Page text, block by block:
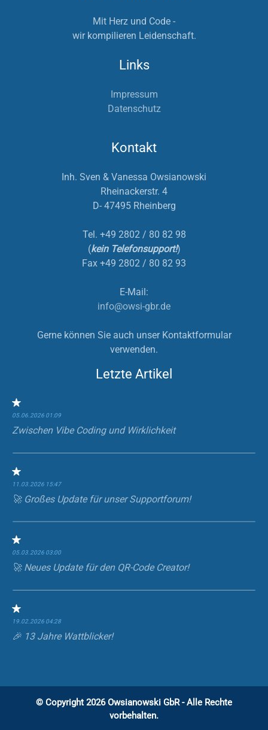
Mit Herz und Code -
wir kompilieren Leidenschaft.
Links
Impressum
Datenschutz
Kontakt
Inh. Sven & Vanessa Owsianowski
Rheinackerstr. 4
D- 47495 Rheinberg
Tel. +49 2802 / 80 82 98
(kein Telefonsupport!)
Fax +49 2802 / 80 82 93
E-Mail:
info@owsi-gbr.de
Gerne können Sie auch unser Kontaktformular
verwenden.
Letzte Artikel
05.06.2026 01:09
Zwischen Vibe Coding und Wirklichkeit
11.03.2026 15:47
🚀 Großes Update für unser Supportforum!
05.03.2026 03:00
🚀 Neues Update für den QR-Code Creator!
19.02.2026 04:28
🎉 13 Jahre Wattblicker!
© Copyright 2026 Owsianowski GbR - Alle Rechte
vorbehalten.